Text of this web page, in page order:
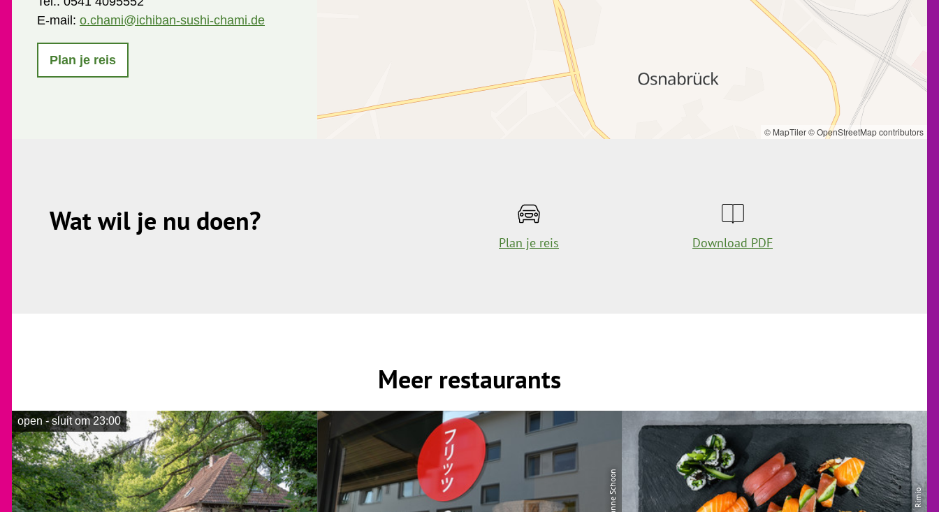
E-mail: o.chami@ichiban-sushi-chami.de
Plan je reis
© MapTiler© OpenStreetMap contributors
Wat wil je nu doen?
Plan je reis Download PDF
Meer restaurants
open - sluit om 23:00
| Rimio